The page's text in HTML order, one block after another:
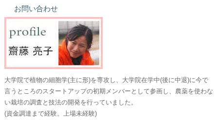
お問い合わせ
大学院で植物の細胞学(主に形)を専攻し、大学院在学中(後に中退)に今で
言うところのスタートアップの初期メンバーとして参画し、農薬を使わな
い栽培の調査と技法の開発を行っていました。
(資金調達まで経験。上場未経験)